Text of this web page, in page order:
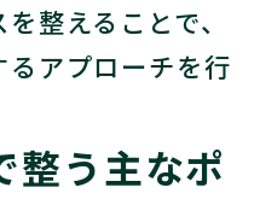
整えることで、
アプローチを行
う主なポ